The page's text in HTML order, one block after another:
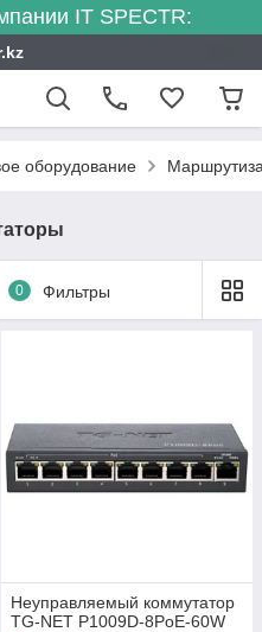
IT SPECTR:
оборудование
0 Фильтры
Неуправляемый коммутатор
TG-NET P1009D-8PoE-60W